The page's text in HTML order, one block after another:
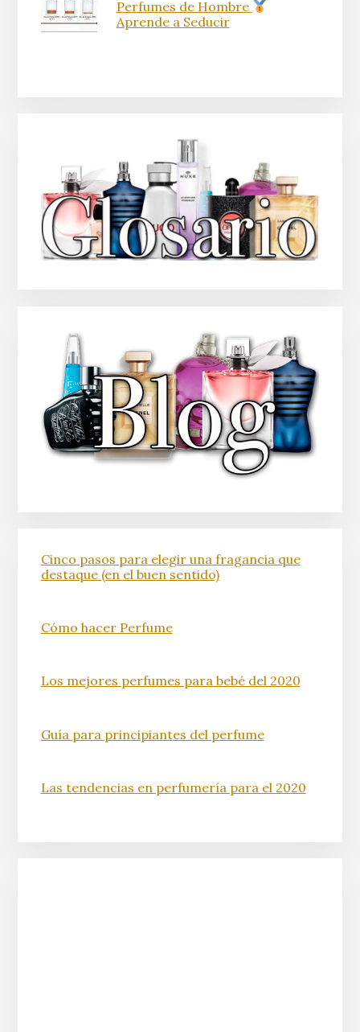
Perfumes de Hombre
Aprende a Seducir
Cinco pasos para elegir una fragancia que
destaque (en el buen sentido)
Cómo hacer Perfume
Los mejores perfumes para bebé del 2020
Guía para principiantes del perfume
Las tendencias en perfumería para el 2020